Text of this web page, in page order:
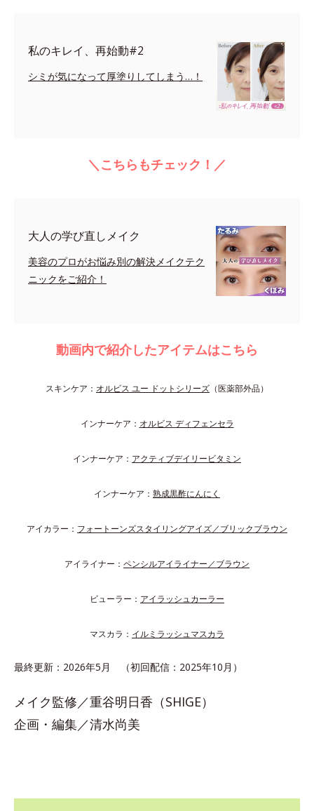
私のキレイ、再始動#2
シミが気になって厚塗りしてしまう…！
＼こちらもチェック！／
大人の学び直しメイク
美容のプロがお悩み別の解決メイクテク
ニックをご紹介！
動画内で紹介したアイテムはこちら
スキンケア： オルビス ユー ドットシリーズ （医薬部外品）
インナーケア： オルビス ディフェンセラ
インナーケア： アクティブデイリービタミン
インナーケア： 熟成黒酢にんにく
アイカラー： フォートーンズスタイリングアイズ／ブリックブラウン
アイライナー： ペンシルアイライナー／ブラウン
ビューラー： アイラッシュカーラー
マスカラ： イルミラッシュマスカラ
最終更新：2026年5月 （初回配信：2025年10月）
メイク監修／重谷明日香（SHIGE）
企画・編集／清水尚美